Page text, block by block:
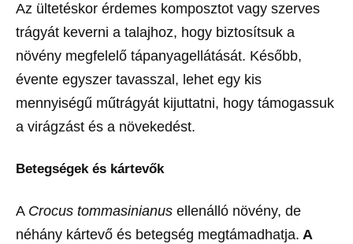
Az ültetéskor érdemes komposztot vagy szerves
trágyát keverni a talajhoz, hogy biztosítsuk a
növény megfelelő tápanyagellátását. Később,
évente egyszer tavasszal, lehet egy kis
mennyiségű műtrágyát kijuttatni, hogy támogassuk
a virágzást és a növekedést.
Betegségek és kártevők
A Crocus tommasinianus ellenálló növény, de
néhány kártevő és betegség megtámadhatja. A